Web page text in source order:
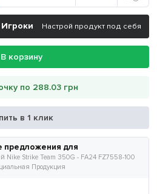
Настрой продукт под себя
В корзину
по 288.03 грн
в 1 клик
предложения для
Nike Strike Team 350G - FA24 FZ7558-100
Продукция